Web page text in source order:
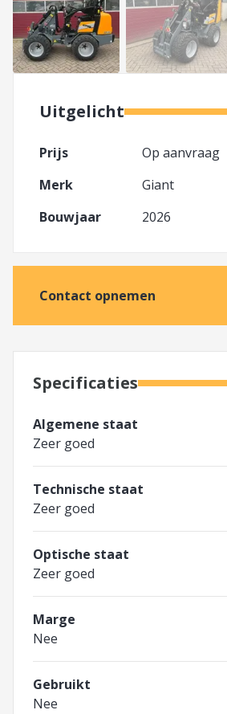
Uitgelicht
Prijs
Op aanvraag
Merk
Giant
Bouwjaar
2026
Contact opnemen
Specificaties
Algemene staat
Zeer goed
Technische staat
Zeer goed
Optische staat
Zeer goed
Marge
Nee
Gebruikt
Nee